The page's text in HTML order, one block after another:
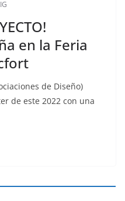
en la Feria
de Diseño)
de este 2022 con una